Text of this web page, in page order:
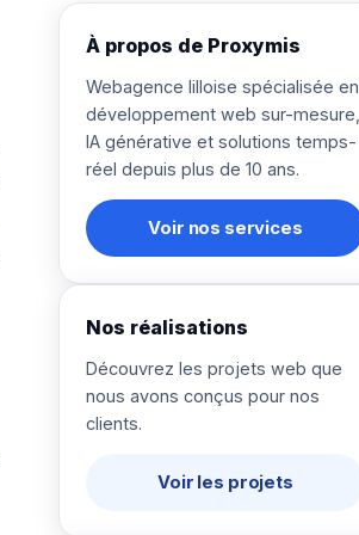
À propos de Proxymis
Webagence lilloise spécialisée en
développement web sur-mesure,
IA générative et solutions temps-
réel depuis plus de 10 ans.
Voir nos services
Nos réalisations
Découvrez les projets web que
nous avons conçus pour nos
clients.
Voir les projets